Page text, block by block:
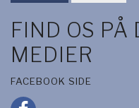
FIND OS PÅ
MEDIER
FACEBOOK SIDE